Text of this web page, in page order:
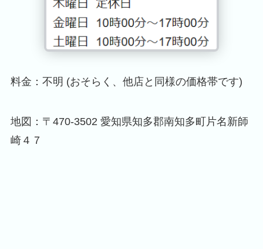
料金：不明 (おそらく、他店と同様の価格帯です)
地図：〒470-3502 愛知県知多郡南知多町片名新師
崎４７